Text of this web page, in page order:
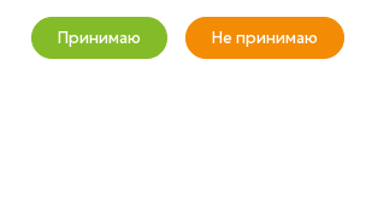
info@wizardgum.ru
Принимаю Не принимаю